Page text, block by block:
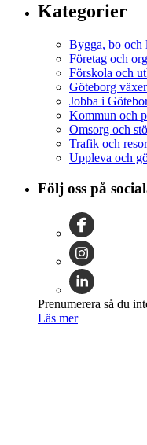
Kategorier
Bygga, bo och
Företag och
Förskola och
Göteborg växer
Jobba i
Kommun och
Omsorg och
Trafik och resor
Uppleva och
Följ oss på
Prenumerera så du
Läs mer